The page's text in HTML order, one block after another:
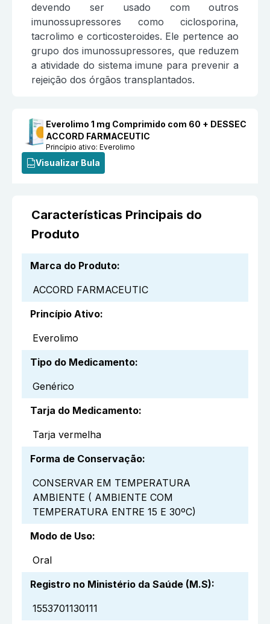
devendo ser usado com outros
imunossupressores como ciclosporina,
tacrolimo e corticosteroides. Ele pertence ao
grupo dos imunossupressores, que reduzem
a atividade do sistema imune para prevenir a
rejeição dos órgãos transplantados.
Everolimo 1 mg Comprimido com 60 + DESSEC
ACCORD FARMACEUTIC
Princípio ativo:Everolimo
Visualizar Bula
Características Principais do
Produto
Marca do Produto:
ACCORD FARMACEUTIC
Princípio Ativo:
Everolimo
Tipo do Medicamento:
Genérico
Tarja do Medicamento:
Tarja vermelha
Forma de Conservação:
CONSERVAR EM TEMPERATURA
AMBIENTE ( AMBIENTE COM
TEMPERATURA ENTRE 15 E 30ºC)
Modo de Uso:
Oral
Registro no Ministério da Saúde (M.S):
1553701130111